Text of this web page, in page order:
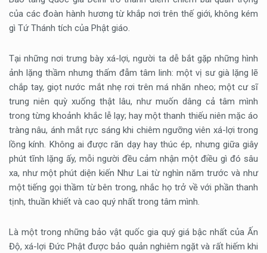
của các đoàn hành hương từ khắp nơi trên thế giới, không kém
gì Tứ Thánh tích của Phật giáo.
Tại những nơi trưng bày xá-lợi, người ta dễ bắt gặp những hình
ảnh lặng thầm nhưng thấm đẫm tâm linh: một vị sư già lặng lẽ
chắp tay, giọt nước mắt nhẹ rơi trên má nhăn nheo; một cư sĩ
trung niên quỳ xuống thật lâu, như muốn dâng cả tâm mình
trong từng khoảnh khắc lễ lạy; hay một thanh thiếu niên mặc áo
tràng nâu, ánh mắt rực sáng khi chiêm ngưỡng viên xá-lợi trong
lồng kính. Không ai được răn dạy hay thúc ép, nhưng giữa giây
phút tĩnh lặng ấy, mỗi người đều cảm nhận một điều gì đó sâu
xa, như một phút diện kiến Như Lai từ nghìn năm trước và như
một tiếng gọi thầm từ bên trong, nhắc họ trở về với phần thanh
tịnh, thuần khiết và cao quý nhất trong tâm mình.
Là một trong những bảo vật quốc gia quý giá bậc nhất của Ấn
Độ, xá-lợi Đức Phật được bảo quản nghiêm ngặt và rất hiếm khi